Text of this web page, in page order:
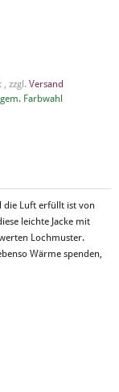
, zzgl. Versand
Farbwahl
die Luft erfüllt ist von
leichte Jacke mit
Lochmuster.
Wärme spenden,